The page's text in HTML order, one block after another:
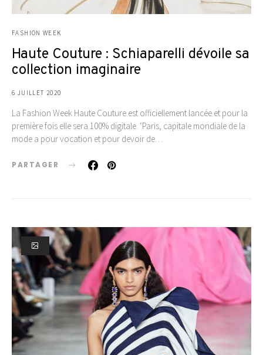
FASHION WEEK
Haute Couture : Schiaparelli dévoile sa
collection imaginaire
6 JUILLET 2020
La Fashion Week Haute Couture est officiellement lancée et pour la
première fois elle sera 100% digitale. ‘Paris, capitale mondiale de la
mode a pour vocation et pour devoir de…
PARTAGER